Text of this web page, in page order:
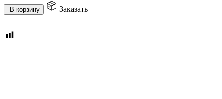
В корзину Заказать